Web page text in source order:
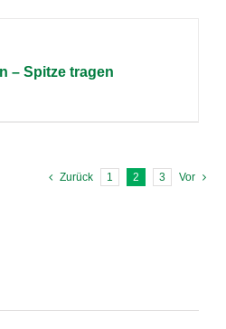
– Spitze tragen
Zurück 1 2 3 Vor